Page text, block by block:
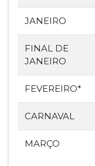
JANEIRO
FINAL DE
JANEIRO
FEVEREIRO*
CARNAVAL
MARÇO